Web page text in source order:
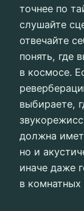
точнее по
слушайте
отвечайте
понять, где
в космосе.
выбираете,
должна
но и
иначе даже
в